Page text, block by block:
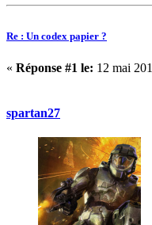
Re : Un codex papier ?
« Réponse #1 le: 12 mai
spartan27